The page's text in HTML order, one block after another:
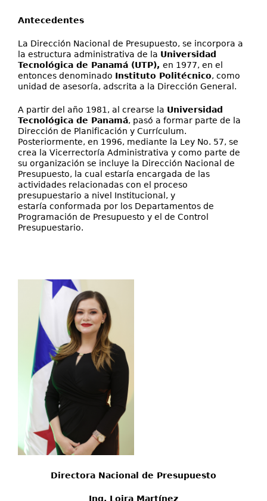
Antecedentes
La Dirección Nacional de Presupuesto, se incorpora a
la estructura administrativa de la Universidad
Tecnológica de Panamá (UTP), en 1977, en el
entonces denominado Instituto Politécnico, como
unidad de asesoría, adscrita a la Dirección General.
A partir del año 1981, al crearse la Universidad
Tecnológica de Panamá, pasó a formar parte de la
Dirección de Planificación y Currículum.
Posteriormente, en 1996, mediante la Ley No. 57, se
crea la Vicerrectoría Administrativa y como parte de
su organización se incluye la Dirección Nacional de
Presupuesto, la cual estaría encargada de las
actividades relacionadas con el proceso
presupuestario a nivel Institucional, y
estaría conformada por los Departamentos de
Programación de Presupuesto y el de Control
Presupuestario.
Directora Nacional de Presupuesto
Ing. Loira Martínez